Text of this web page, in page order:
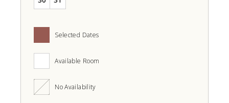
Selected Dates
Available Room
No Availability